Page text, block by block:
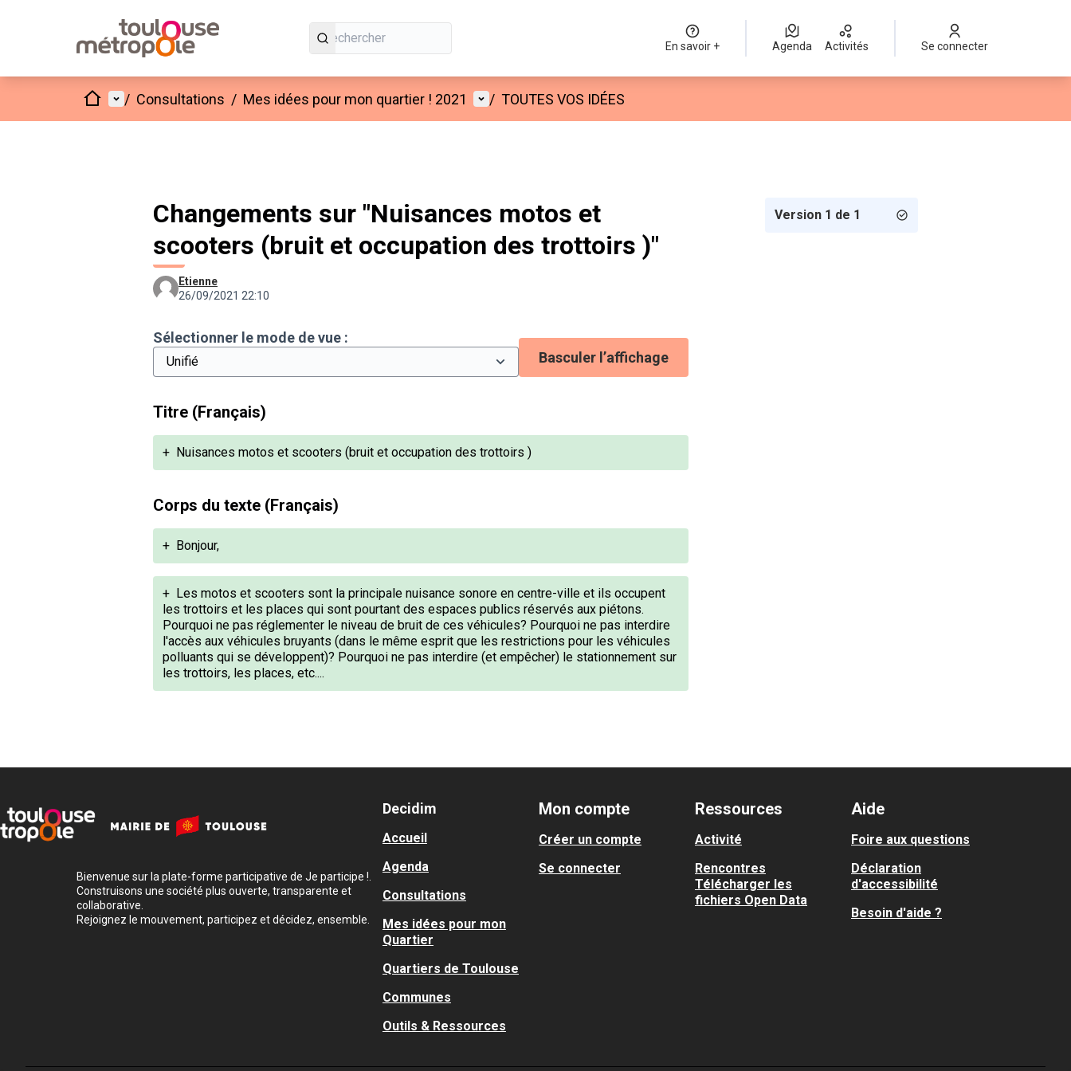
En savoir + Agenda Activités Se connecter
AccueilMenu principal
/ Consultations / Mes idées pour mon quartier ! 2021 Menu utilisateur
/ TOUTES VOS IDÉES
Changements sur "Nuisances motos et
scooters (bruit et occupation des trottoirs )"
Etienne
26/09/2021 22:10
Sélectionner le mode de vue :
Basculer l’affichage
Titre (Français)
+ Nuisances motos et scooters (bruit et occupation des trottoirs )
Corps du texte (Français)
+ Bonjour,
+ Les motos et scooters sont la principale nuisance sonore en centre-ville et ils occupent
les trottoirs et les places qui sont pourtant des espaces publics réservés aux piétons.
Pourquoi ne pas réglementer le niveau de bruit de ces véhicules? Pourquoi ne pas interdire
l'accès aux véhicules bruyants (dans le même esprit que les restrictions pour les véhicules
polluants qui se développent)? Pourquoi ne pas interdire (et empêcher) le stationnement sur
les trottoirs, les places, etc....
Version 1 de 1
Bienvenue sur la plate-forme participative de Je participe !.
Construisons une société plus ouverte, transparente et
collaborative.
Rejoignez le mouvement, participez et décidez, ensemble.
Decidim
Accueil
Agenda
Consultations
Mes idées pour mon
Quartier
Quartiers de Toulouse
Communes
Outils & Ressources
Mon compte
Créer un compte
Se connecter
Ressources
Activité
Rencontres
Télécharger les
fichiers Open Data
Aide
Foire aux questions
Déclaration
d'accessibilité
Besoin d'aide ?